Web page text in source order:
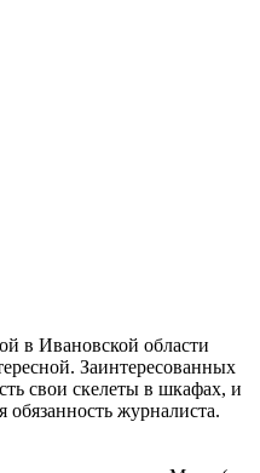
в Ивановской области
Заинтересованных
свои скелеты в шкафах, и
журналиста.